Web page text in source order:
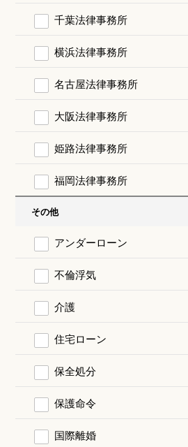
千葉法律事務所
横浜法律事務所
名古屋法律事務所
大阪法律事務所
姫路法律事務所
福岡法律事務所
その他
アンダーローン
不倫浮気
介護
住宅ローン
保全処分
保護命令
国際離婚